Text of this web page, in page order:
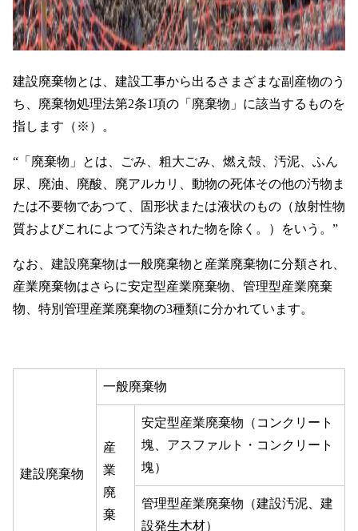
建設廃棄物とは、建設工事から出るさまざまな副産物のう
ち、廃棄物処理法第2条1項の「廃棄物」に該当するものを
指します（※）。
“「廃棄物」とは、ごみ、粗大ごみ、燃え殻、汚泥、ふん
尿、廃油、廃酸、廃アルカリ、動物の死体その他の汚物ま
たは不要物であつて、固形状または液状のもの（放射性物
質およびこれによつて汚染された物を除く。）をいう。”
なお、建設廃棄物は一般廃棄物と産業廃棄物に分類され、
産業廃棄物はさらに安定型産業廃棄物、管理型産業廃棄
物、特別管理産業廃棄物の3種類に分かれています。
建設廃棄物
一般廃棄物
産
業
廃
棄
安定型産業廃棄物（コンクリート
塊、アスファルト・コンクリート
塊）
管理型産業廃棄物（建設汚泥、建
設発生木材）